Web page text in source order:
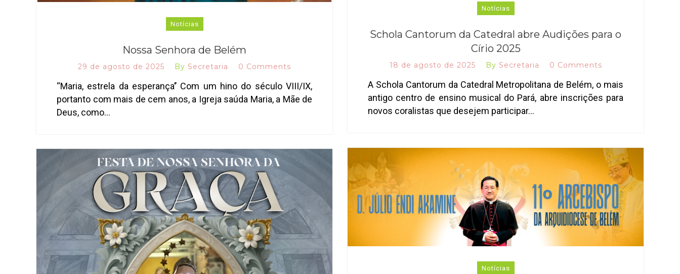
Notícias
Nossa Senhora de Belém
29 de agosto de 2025 By Secretaria 0 Comments
‘‘Maria, estrela da esperança’’ Com um hino do século VIII/IX,
portanto com mais de cem anos, a Igreja saúda Maria, a Mãe de
Deus, como…
Notícias
Schola Cantorum da Catedral abre Audições para o
Círio 2025
18 de agosto de 2025 By Secretaria 0 Comments
A Schola Cantorum da Catedral Metropolitana de Belém, o mais
antigo centro de ensino musical do Pará, abre inscrições para
novos coralistas que desejem participar…
Notícias